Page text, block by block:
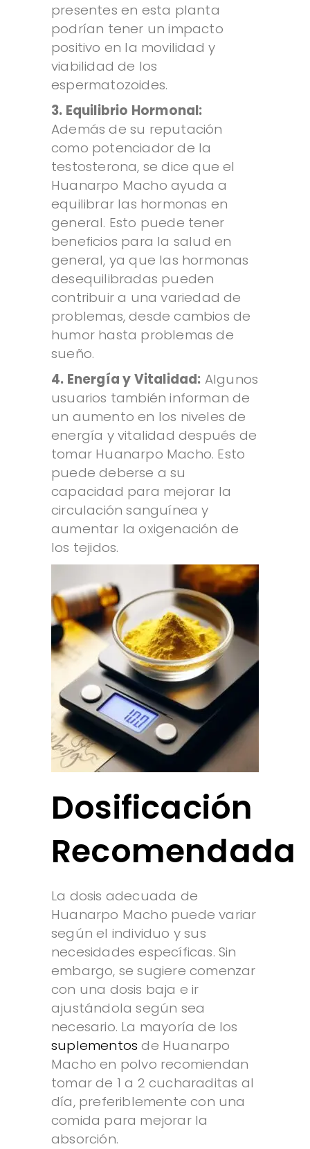
presentes en esta planta
podrían tener un impacto
positivo en la movilidad y
viabilidad de los
espermatozoides.
3. Equilibrio Hormonal:
Además de su reputación
como potenciador de la
testosterona, se dice que el
Huanarpo Macho ayuda a
equilibrar las hormonas en
general. Esto puede tener
beneficios para la salud en
general, ya que las hormonas
desequilibradas pueden
contribuir a una variedad de
problemas, desde cambios de
humor hasta problemas de
sueño.
4. Energía y Vitalidad: Algunos
usuarios también informan de
un aumento en los niveles de
energía y vitalidad después de
tomar Huanarpo Macho. Esto
puede deberse a su
capacidad para mejorar la
circulación sanguínea y
aumentar la oxigenación de
los tejidos.
Dosificación
Recomendada
La dosis adecuada de
Huanarpo Macho puede variar
según el individuo y sus
necesidades específicas. Sin
embargo, se sugiere comenzar
con una dosis baja e ir
ajustándola según sea
necesario. La mayoría de los
suplementos de Huanarpo
Macho en polvo recomiendan
tomar de 1 a 2 cucharaditas al
día, preferiblemente con una
comida para mejorar la
absorción.